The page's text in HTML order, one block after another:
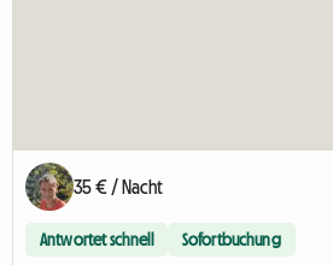
35 € / Nacht
Antwortet schnell Sofortbuchung